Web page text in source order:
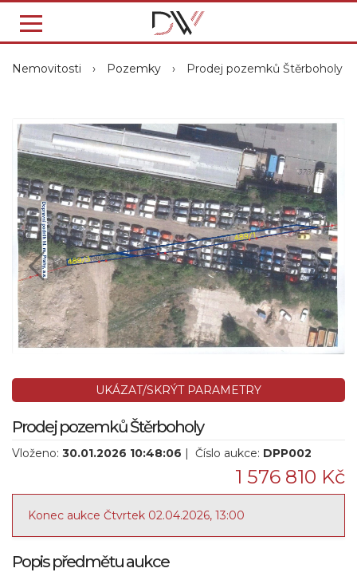
Nemovitosti › Pozemky › Prodej pozemků Štěrboholy
UKÁZAT/SKRÝT PARAMETRY
Prodej pozemků Štěrboholy
Vloženo: 30.01.2026 10:48:06 | Číslo aukce: DPP002
1 576 810 Kč
Konec aukce Čtvrtek 02.04.2026, 13:00
Popis předmětu aukce